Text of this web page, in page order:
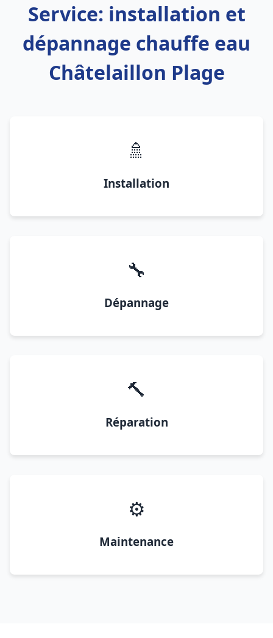
Service: installation et
dépannage chauffe eau
Châtelaillon Plage
🚿
Installation
🔧
Dépannage
🔨
Réparation
⚙️
Maintenance